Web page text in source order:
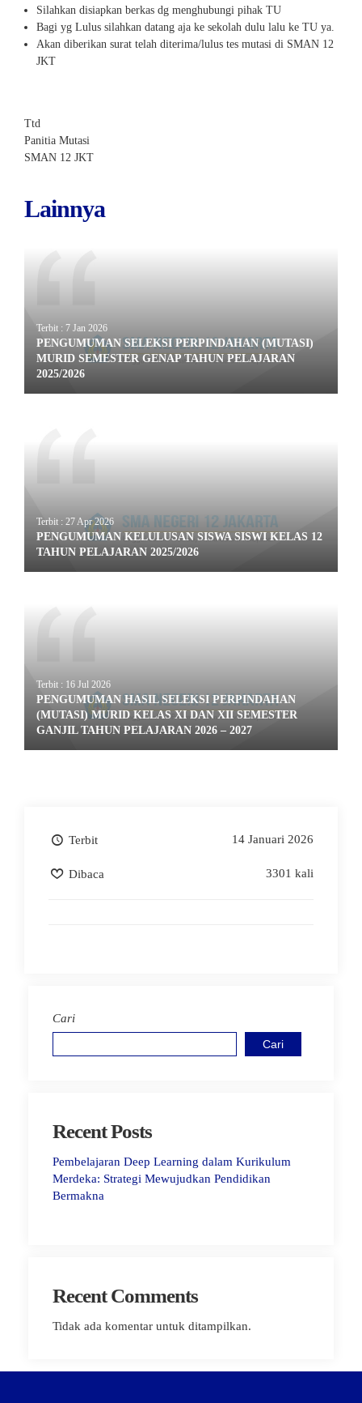
Silahkan disiapkan berkas dg menghubungi pihak TU
Bagi yg Lulus silahkan datang aja ke sekolah dulu lalu ke TU ya.
Akan diberikan surat telah diterima/lulus tes mutasi di SMAN 12
JKT
Ttd
Panitia Mutasi
SMAN 12 JKT
Lainnya
Terbit : 7 Jan 2026
PENGUMUMAN SELEKSI PERPINDAHAN (MUTASI)
MURID SEMESTER GENAP TAHUN PELAJARAN
2025/2026
Terbit : 27 Apr 2026
PENGUMUMAN KELULUSAN SISWA SISWI KELAS 12
TAHUN PELAJARAN 2025/2026
Terbit : 16 Jul 2026
PENGUMUMAN HASIL SELEKSI PERPINDAHAN
(MUTASI) MURID KELAS XI DAN XII SEMESTER
GANJIL TAHUN PELAJARAN 2026 – 2027
Terbit 14 Januari 2026
Dibaca 3301 kali
Cari
Cari
Recent Posts
Pembelajaran Deep Learning dalam Kurikulum
Merdeka: Strategi Mewujudkan Pendidikan
Bermakna
Recent Comments
Tidak ada komentar untuk ditampilkan.